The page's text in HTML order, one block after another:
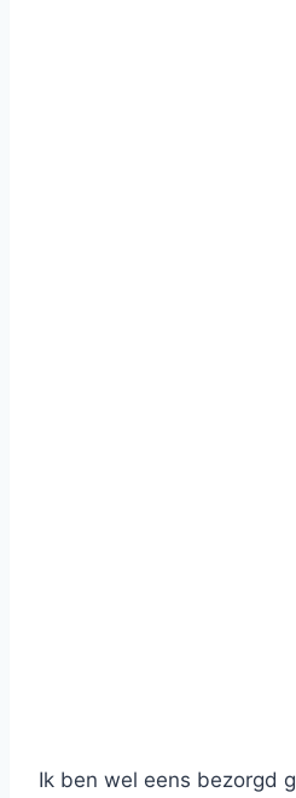
Ik ben wel eens bezorgd